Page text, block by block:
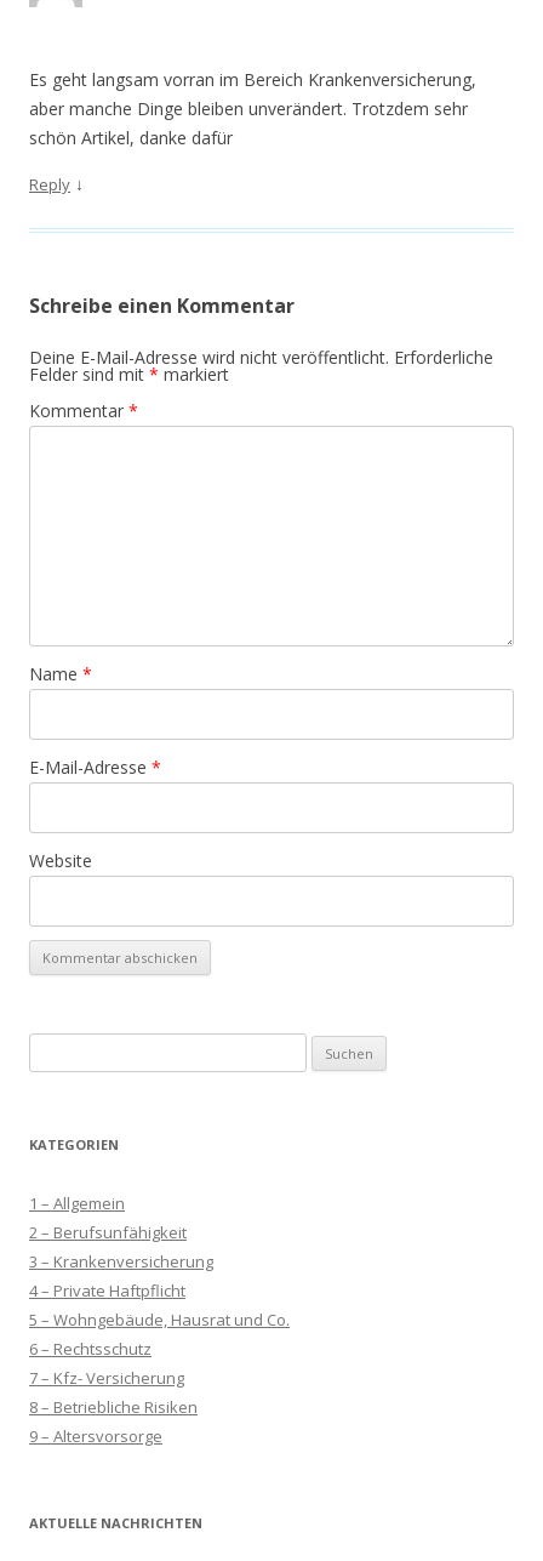
Es geht langsam vorran im Bereich Krankenversicherung,
aber manche Dinge bleiben unverändert. Trotzdem sehr
schön Artikel, danke dafür
Reply ↓
Schreibe einen Kommentar
Deine E-Mail-Adresse wird nicht veröffentlicht. Erforderliche
Felder sind mit * markiert
Kommentar *
Name *
E-Mail-Adresse *
Website
nach:
KATEGORIEN
1 – Allgemein
2 – Berufsunfähigkeit
3 – Krankenversicherung
4 – Private Haftpflicht
5 – Wohngebäude, Hausrat und Co.
6 – Rechtsschutz
7 – Kfz- Versicherung
8 – Betriebliche Risiken
9 – Altersvorsorge
AKTUELLE NACHRICHTEN